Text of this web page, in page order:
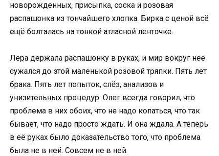
новорожденных, присыпка, соска и розовая
распашонка из тончайшего хлопка. Бирка с ценой всё
ещё болталась на тонкой атласной ленточке.
Лера держала распашонку в руках, и мир вокруг неё
сужался до этой маленькой розовой тряпки. Пять лет
брака. Пять лет попыток, слёз, анализов и
унизительных процедур. Олег всегда говорил, что
проблема в них обоих, что не надо копаться, что так
бывает, что надо просто ждать. И она ждала. А теперь
в её руках было доказательство того, что проблема
была не в ней. Совсем не в ней.